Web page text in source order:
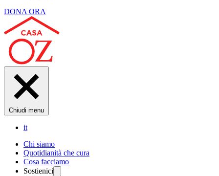
DONA ORA
Chiudi menu
it
Chi siamo
Quotidianità che cura
Cosa facciamo
Sostienici